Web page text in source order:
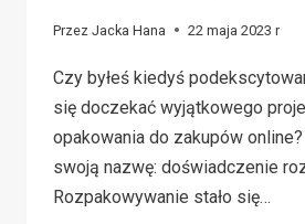
Przez Jacka Hana 22 maja 2023 r
Czy byłeś kiedyś
się doczekać wyjątkowego
opakowania do zakupów
swoją nazwę: doświadczenie
Rozpakowywanie stało się…